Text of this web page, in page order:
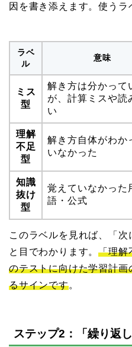
因を書き添えます。使うラ
ラベ
ル
意味
ミス
型
解き方は分かって
が、計算ミスや読
い
理解
不足
型
解き方自体がわか
いなかった
知識
抜け
型
覚えていなかった
語・公式
このラベルを見れば、「
と目でわかります。「理解
のテストに向けた学習計
るサインです。
ステップ2：「繰り返